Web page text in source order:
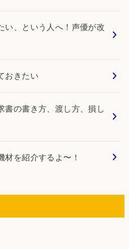
い、という人へ！声優が改
おきたい
書の書き方、渡し方、損し
材を紹介するよ〜！